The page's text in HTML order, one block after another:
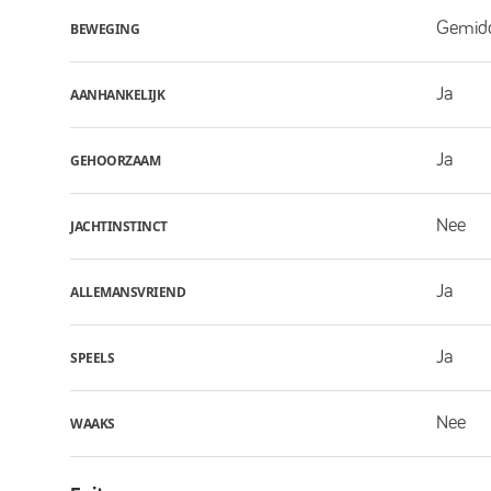
BEWEGING
AANHANKELIJK Ja
GEHOORZAAM Ja
JACHTINSTINCT Nee
ALLEMANSVRIEND Ja
SPEELS Ja
WAAKS Nee